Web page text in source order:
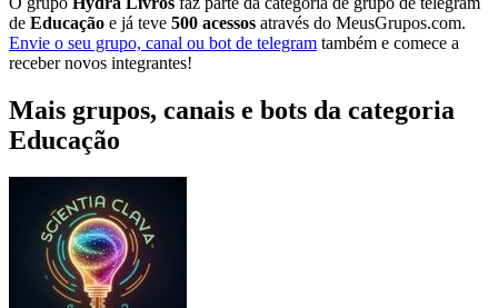
de Educação e já teve 500 acessos através do MeusGrupos.com.
Envie o seu grupo, canal ou bot de telegram também e comece a
receber novos integrantes!
Mais grupos, canais e bots da categoria
Educação